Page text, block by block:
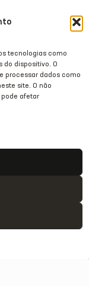
tecnologias como
do dispositivo. O
processar dados como
site. O não
afetar